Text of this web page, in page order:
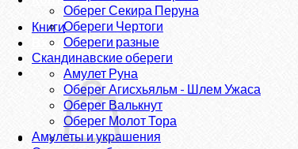
Книги
Вход
Оберег Секира Перуна
Обереги Чертоги
Обереги разные
Скандинавские обереги
Амулет Руна
Оберег Агисхьяльм - Шлем Ужаса
Оберег Валькнут
Оберег Молот Тора
Амулеты и украшения